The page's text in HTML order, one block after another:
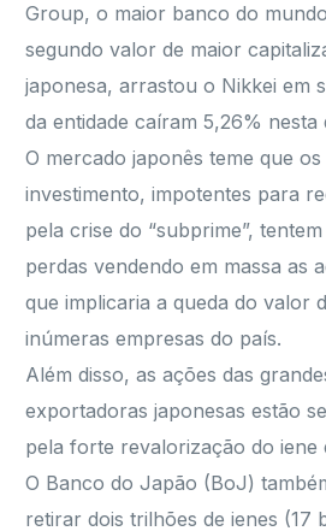
Group, o maior banco do
segundo valor de maior
japonesa, arrastou o Nikkei em
da entidade caíram 5,26% nesta
O mercado japonês teme que
investimento, impotentes para
pela crise do “subprime”,
perdas vendendo em massa as
que implicaria a queda do valor
inúmeras empresas do país.
Além disso, as ações das
exportadoras japonesas estão
pela forte revalorização do iene
O Banco do Japão (BoJ)
retirar dois trilhões de ienes (17